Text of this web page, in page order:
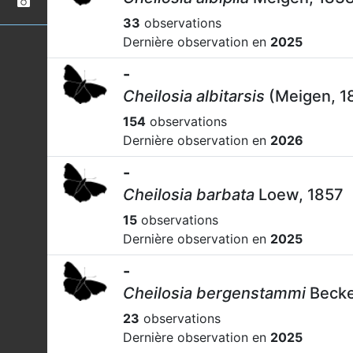
33 observations
Dernière observation en 2025
-
Cheilosia albitarsis (Meigen,
154 observations
Dernière observation en 2026
-
Cheilosia barbata Loew, 1857
15 observations
Dernière observation en 2025
-
Cheilosia bergenstammi
23 observations
Dernière observation en 2025